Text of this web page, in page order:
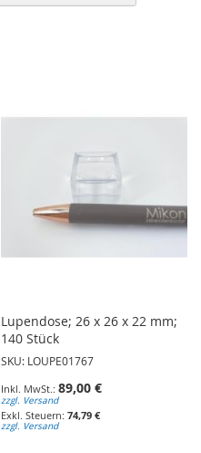
Lupendose; 26 x 26 x 22 mm;
140 Stück
SKU: LOUPE01767
89,00 €
zzgl. Versand
74,79 €
zzgl. Versand